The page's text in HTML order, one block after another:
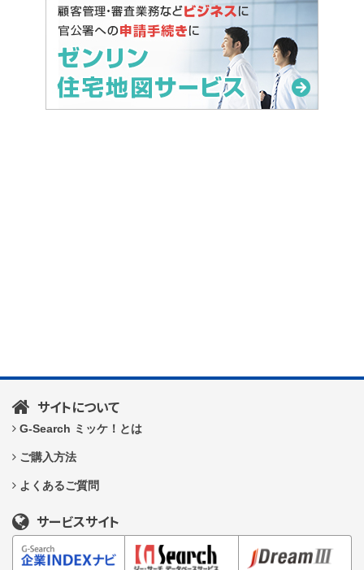
サイトについて
G-Search ミッケ！とは
ご購入方法
よくあるご質問
サービスサイト